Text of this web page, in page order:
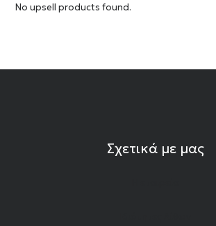
No upsell products found.
Σχετικά με μας